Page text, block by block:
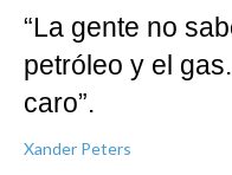
“La gente no
petróleo y el
caro”.
Xander Peters